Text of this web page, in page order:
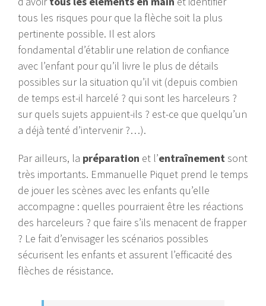
tous les risques pour que la flèche soit la plus
pertinente possible. Il est alors
fondamental d’établir une relation de confiance
avec l’enfant pour qu’il livre le plus de détails
possibles sur la situation qu’il vit (depuis combien
de temps est-il harcelé ? qui sont les harceleurs ?
sur quels sujets appuient-ils ? est-ce que quelqu’un
a déjà tenté d’intervenir ?…).
Par ailleurs, la préparation et l’entraînementsont
très importants. Emmanuelle Piquet prend le temps
de jouer les scènes avec les enfants qu’elle
accompagne : quelles pourraient être les réactions
des harceleurs ? que faire s’ils menacent de frapper
? Le fait d’envisager les scénarios possibles
sécurisent les enfants et assurent l’efficacité des
flèches de résistance.